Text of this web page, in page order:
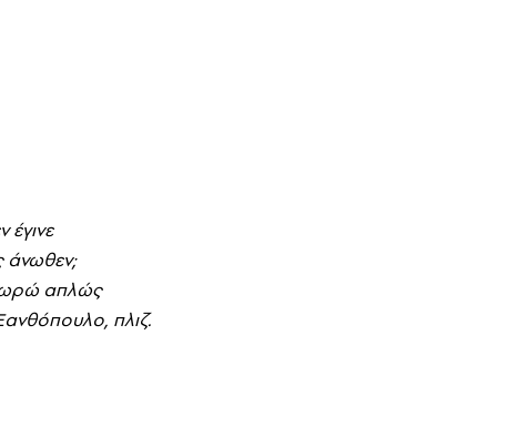
έγινε
άνωθεν;
απλώς
πλιζ.